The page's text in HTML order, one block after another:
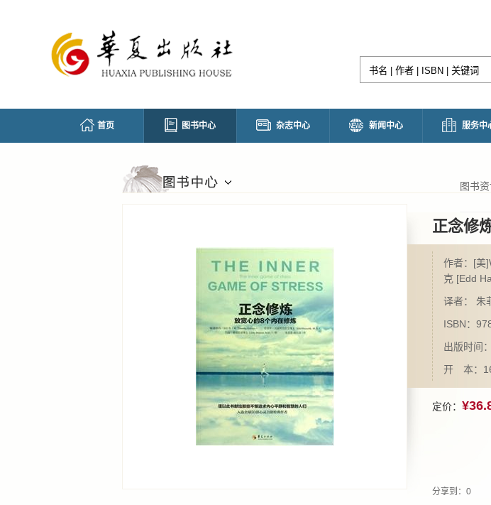
首页 图书中心 杂志中心 新闻中心 服务中
图书资
正念
作者：[美
克 [Edd
译者： 朱
ISBN：
出版时间
开 本：
定价：
分享到： 0